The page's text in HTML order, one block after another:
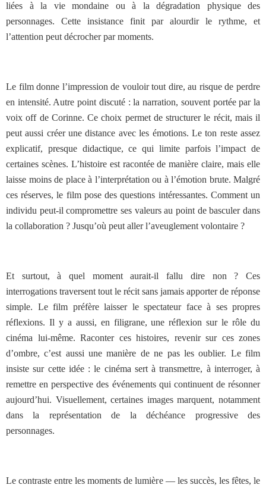
liées à la vie mondaine ou à la dégradation physique des
personnages. Cette insistance finit par alourdir le rythme, et
l’attention peut décrocher par moments.
Le film donne l’impression de vouloir tout dire, au risque de perdre
en intensité. Autre point discuté : la narration, souvent portée par la
voix off de Corinne. Ce choix permet de structurer le récit, mais il
peut aussi créer une distance avec les émotions. Le ton reste assez
explicatif, presque didactique, ce qui limite parfois l’impact de
certaines scènes. L’histoire est racontée de manière claire, mais elle
laisse moins de place à l’interprétation ou à l’émotion brute. Malgré
ces réserves, le film pose des questions intéressantes. Comment un
individu peut-il compromettre ses valeurs au point de basculer dans
la collaboration ? Jusqu’où peut aller l’aveuglement volontaire ?
Et surtout, à quel moment aurait-il fallu dire non ? Ces
interrogations traversent tout le récit sans jamais apporter de réponse
simple. Le film préfère laisser le spectateur face à ses propres
réflexions. Il y a aussi, en filigrane, une réflexion sur le rôle du
cinéma lui-même. Raconter ces histoires, revenir sur ces zones
d’ombre, c’est aussi une manière de ne pas les oublier. Le film
insiste sur cette idée : le cinéma sert à transmettre, à interroger, à
remettre en perspective des événements qui continuent de résonner
aujourd’hui. Visuellement, certaines images marquent, notamment
dans la représentation de la déchéance progressive des
personnages.
Le contraste entre les moments de lumière — les succès, les fêtes, le